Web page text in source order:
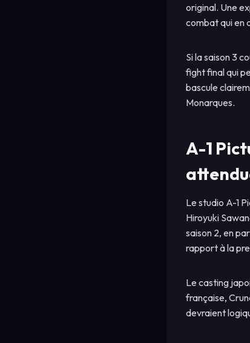
original. Une
combat qui en
Si la saison 3
fight final qui
bascule
Monarques.
A-1
Le studio A-1
Hiroyuki
saison 2, en
rapport à la
Le casting
française,
devraient